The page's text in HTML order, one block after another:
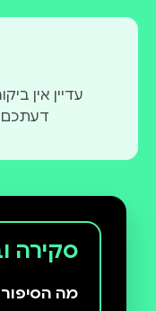
עדיין אין
דעתכם
סקירה
מה